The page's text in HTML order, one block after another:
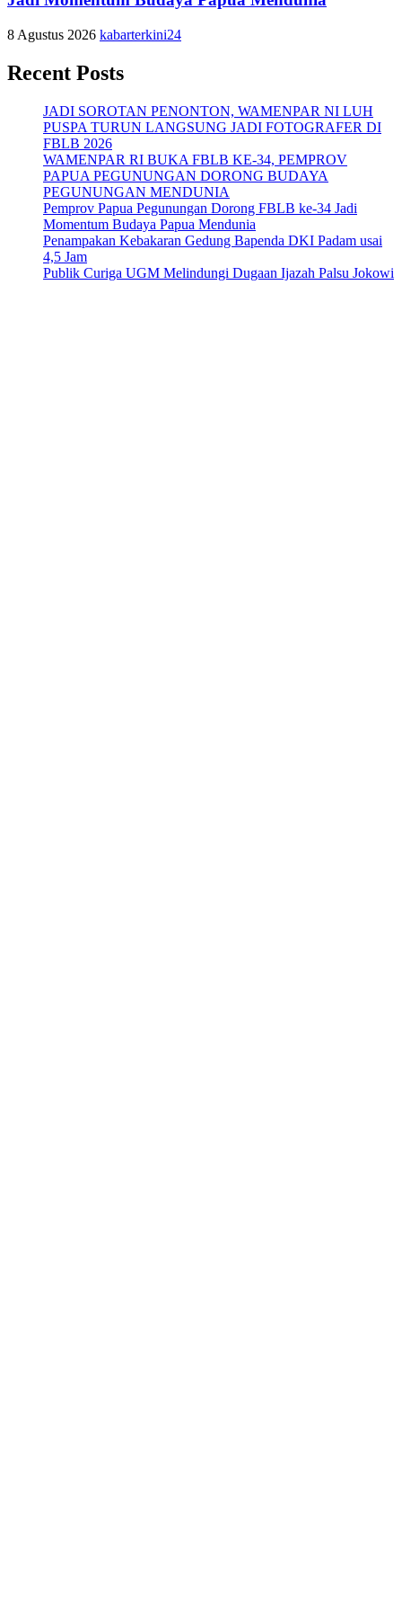
8 Agustus 2026 kabarterkini24
Recent Posts
JADI SOROTAN PENONTON, WAMENPAR NI LUH
PUSPA TURUN LANGSUNG JADI FOTOGRAFER DI
FBLB 2026
WAMENPAR RI BUKA FBLB KE-34, PEMPROV
PAPUA PEGUNUNGAN DORONG BUDAYA
PEGUNUNGAN MENDUNIA
Pemprov Papua Pegunungan Dorong FBLB ke-34 Jadi
Momentum Budaya Papua Mendunia
Penampakan Kebakaran Gedung Bapenda DKI Padam usai
4,5 Jam
Publik Curiga UGM Melindungi Dugaan Ijazah Palsu Jokowi